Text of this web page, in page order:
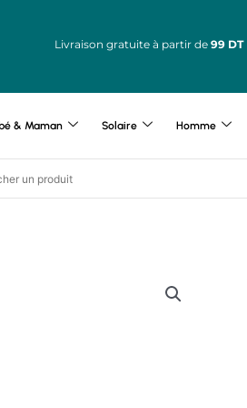
Livraison gratuite à partir de99 DT
& Maman Solaire Homme